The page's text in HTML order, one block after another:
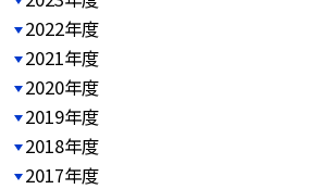
2022年度
2021年度
2020年度
2019年度
2018年度
2017年度